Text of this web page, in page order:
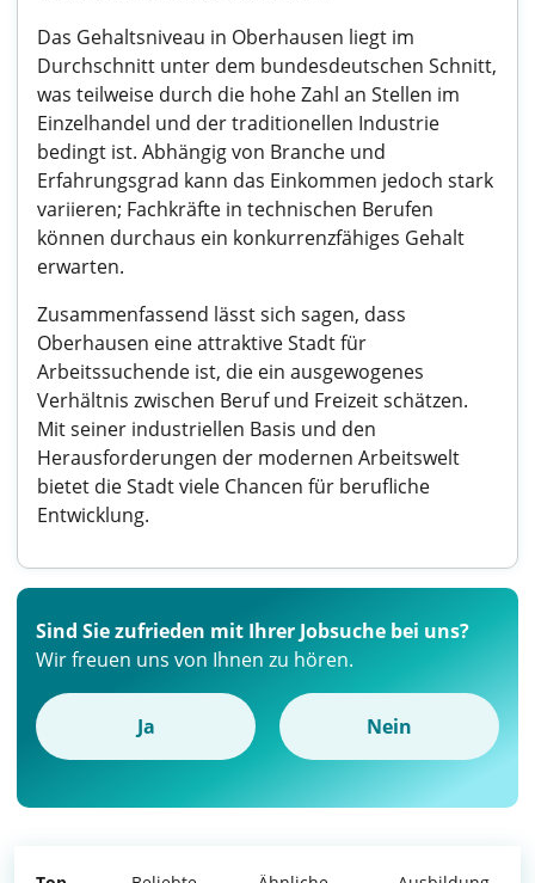
Das Gehaltsniveau in Oberhausen liegt im
Durchschnitt unter dem bundesdeutschen Schnitt,
was teilweise durch die hohe Zahl an Stellen im
Einzelhandel und der traditionellen Industrie
bedingt ist. Abhängig von Branche und
Erfahrungsgrad kann das Einkommen jedoch stark
variieren; Fachkräfte in technischen Berufen
können durchaus ein konkurrenzfähiges Gehalt
erwarten.
Zusammenfassend lässt sich sagen, dass
Oberhausen eine attraktive Stadt für
Arbeitssuchende ist, die ein ausgewogenes
Verhältnis zwischen Beruf und Freizeit schätzen.
Mit seiner industriellen Basis und den
Herausforderungen der modernen Arbeitswelt
bietet die Stadt viele Chancen für berufliche
Entwicklung.
Sind Sie zufrieden mit Ihrer Jobsuche bei uns?
Wir freuen uns von Ihnen zu hören.
Ja Nein